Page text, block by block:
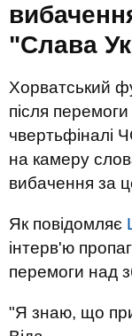
"Слава
Хорватський
після
чвертьфіналі
на камеру
вибачення за
Як повідомляє
інтерв'ю
перемоги над
"Я знаю, що